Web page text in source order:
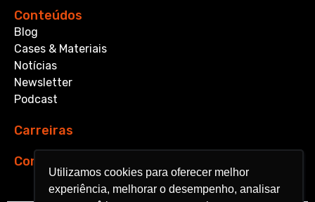
Utilizamos cookies para oferecer melhor
experiência, melhorar o desempenho, analisar
Utilizamos cookies para oferecer melhor
experiência, melhorar o desempenho, analisar
Conteúdos
Blog
Cases & Materiais
Notícias
Newsletter
Podcast
Carreiras
Contato